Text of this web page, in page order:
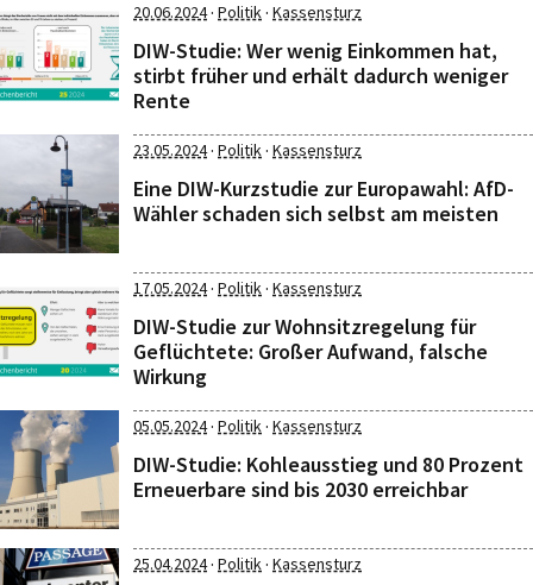
20.06.2024· Politik· Kassensturz
DIW-Studie: Wer wenig Einkommen hat,
stirbt früher und erhält dadurch weniger
Rente
23.05.2024· Politik· Kassensturz
Eine DIW-Kurzstudie zur Europawahl: AfD-
Wähler schaden sich selbst am meisten
17.05.2024· Politik· Kassensturz
DIW-Studie zur Wohnsitzregelung für
Geflüchtete: Großer Aufwand, falsche
Wirkung
05.05.2024· Politik· Kassensturz
DIW-Studie: Kohleausstieg und 80 Prozent
Erneuerbare sind bis 2030 erreichbar
25.04.2024· Politik· Kassensturz